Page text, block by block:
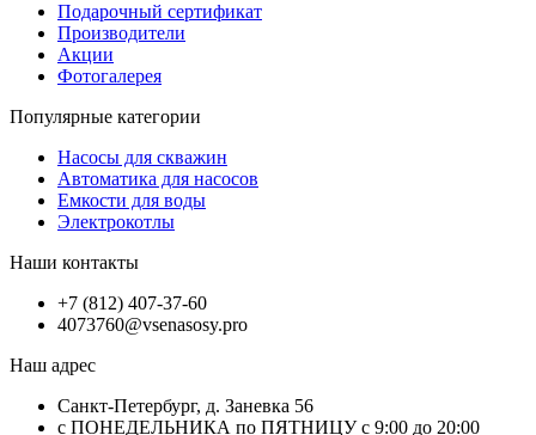
Подарочный сертификат
Производители
Акции
Фотогалерея
Популярные категории
Насосы для скважин
Автоматика для насосов
Емкости для воды
Электрокотлы
Наши контакты
+7 (812) 407-37-60
4073760@vsenasosy.pro
Наш адрес
Санкт-Петербург, д. Заневка 56
с ПОНЕДЕЛЬНИКА по ПЯТНИЦУ с 9:00 до 20:00